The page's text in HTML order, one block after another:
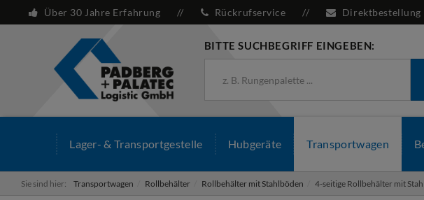
Über 30 Jahre Erfahrung Rückrufservice Direktbestellung
BITTE SUCHBEGRIFF EINGEBEN:
Lager- & Transportgestelle Hubgeräte Transportwagen
Sie sind hier: Transportwagen Rollbehälter Rollbehälter mit Stahlböden 4-seitige Rollbehälter mit